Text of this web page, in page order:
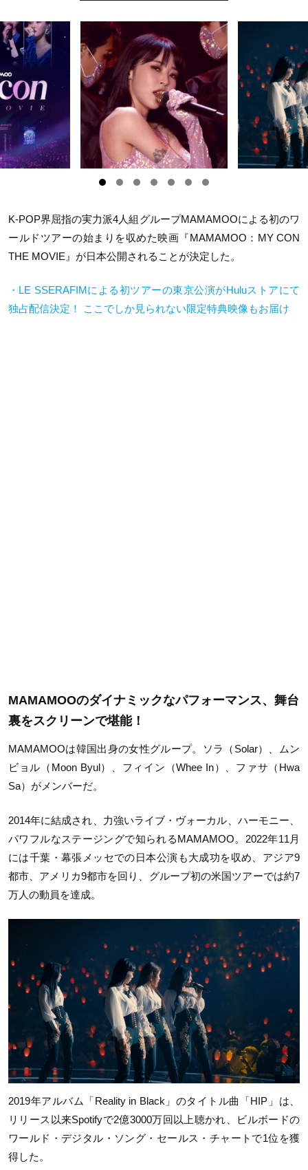
K-POP界屈指の実力派4人組グループMAMAMOOによる初のワ
ールドツアーの始まりを収めた映画『MAMAMOO ： MY CON
THE MOVIE 』が日本公開されることが決定した。
・ LE SSERAFIMによる初ツアーの東京公演がHuluストアにて
独占配信決定！ ここでしか見られない限定特典映像もお届け
MAMAMOOのダイナミックなパフォーマンス、舞台
裏をスクリーンで堪能！
MAMAMOOは韓国出身の女性グループ。ソラ（ Solar）、ムン
ビョル（ Moon Byul）、フィイン（Whee In）、ファサ（ Hwa
Sa）がメンバーだ。
2014年に結成され、力強いライブ・ヴォーカル、ハーモニー、
パワフルなステージングで知られるMAMAMOO。 2022年11 月
には千葉・幕張メッセでの日本公演も大成功を収め、アジア9
都市、アメリカ9都市を回り、グループ初の米国ツアーでは約7
万人の動員を達成。
2019年アルバム「Reality in Black」 のタイトル曲「HIP 」は、
リリース以来Spotifyで2億3000万回以上聴かれ、ビルボードの
ワールド・デジタル・ソング・セールス・チャートで1位を獲
得した。